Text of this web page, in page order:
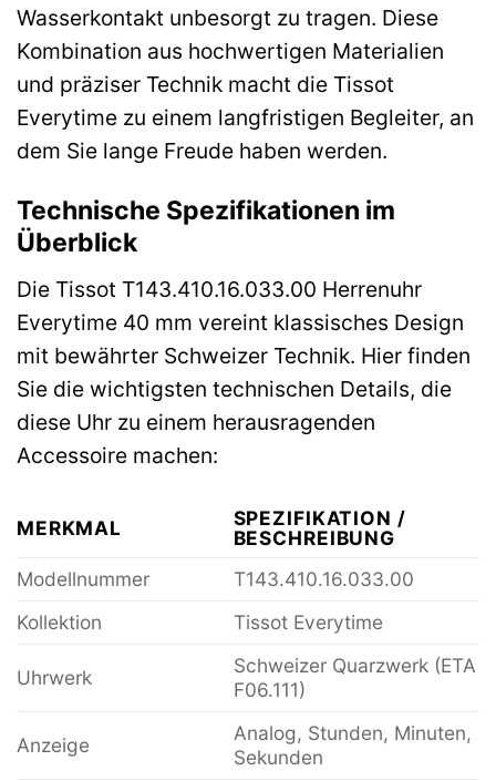
Wasserkontakt unbesorgt zu tragen. Diese
Kombination aus hochwertigen Materialien
und präziser Technik macht die Tissot
Everytime zu einem langfristigen Begleiter, an
dem Sie lange Freude haben werden.
Technische Spezifikationen im
Überblick
Die Tissot T143.410.16.033.00 Herrenuhr
Everytime 40 mm vereint klassisches Design
mit bewährter Schweizer Technik. Hier finden
Sie die wichtigsten technischen Details, die
diese Uhr zu einem herausragenden
Accessoire machen:
MERKMAL
SPEZIFIKATION /
BESCHREIBUNG
Modellnummer
T143.410.16.033.00
Kollektion
Tissot Everytime
Uhrwerk
Schweizer Quarzwerk (ETA
F06.111)
Anzeige
Analog, Stunden, Minuten,
Sekunden